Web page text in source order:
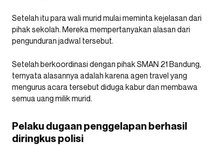
Setelah itu para wali murid mulai meminta kejelasan dari
pihak sekolah. Mereka mempertanyakan alasan dari
pengunduran jadwal tersebut.
Setelah berkoordinasi dengan pihak SMAN 21 Bandung,
ternyata alasannya adalah karena agen travel yang
mengurus acara tersebut diduga kabur dan membawa
semua uang milik murid.
Pelaku dugaan penggelapan berhasil
diringkus polisi